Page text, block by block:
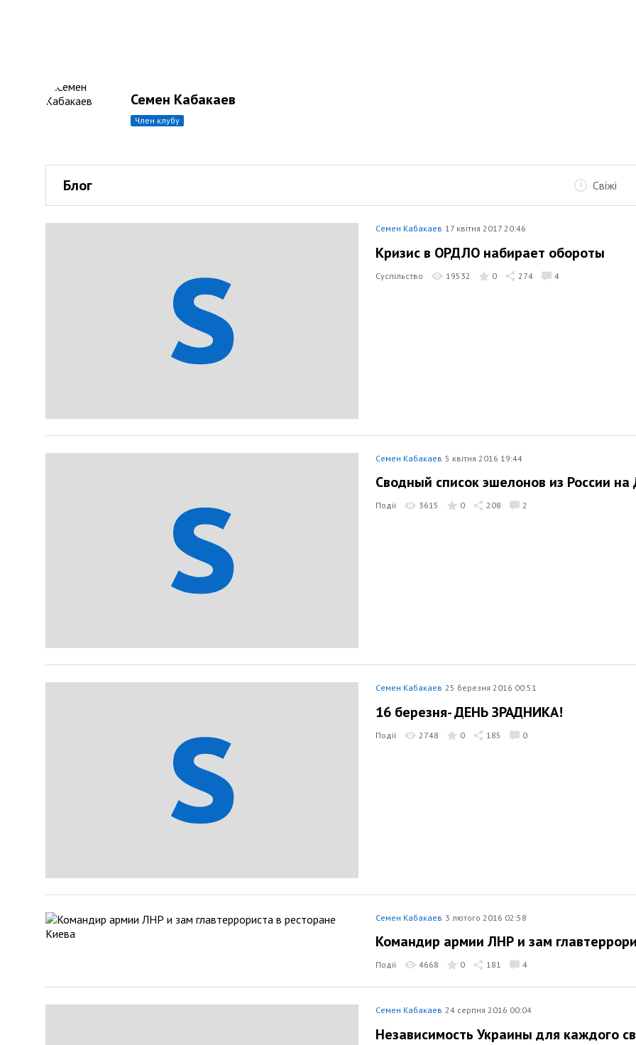
Семен Кабакаев
член клубу
Блог Свіжі
Семен Кабакаев 17 квітня 2017 20:46
Кризис в ОРДЛО набирает обороты
Суспільство 19532 0 274 4
Семен Кабакаев 5 квітня 2016 19:44
Сводный список эшелонов из России на
Події 3615 0 208 2
Семен Кабакаев 25 березня 2016 00:51
16 березня- ДЕНЬ ЗРАДНИКА!
Події 2748 0 185 0
Семен Кабакаев 3 лютого 2016 02:58
Командир армии ЛНР и зам
Події 4668 0 181 4
Семен Кабакаев 24 серпня 2016 00:04
Независимость Украины для каждого